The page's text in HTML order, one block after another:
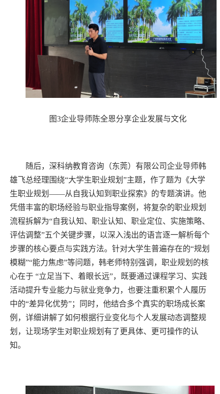
图3企业导师陈全恩分享企业发展与文化
随后，深科纳教育咨询（东莞）有限公司企业导师韩
雄飞总经理围绕“大学生职业规划”主题，作了题为《大学
生职业规划——从自我认知到职业探索》的专题演讲。他
凭借丰富的职场经验与职业指导案例，将复杂的职业规划
流程拆解为“自我认知、职业认知、职业定位、实施策略、
评估调整”五个关键步骤，以深入浅出的语言逐一解析每个
步骤的核心要点与实践方法。针对大学生普遍存在的“规划
模糊”“能力焦虑”等问题，韩老师特别强调，职业规划的核
心在于 “立足当下、着眼长远”，既要通过课程学习、实践
活动提升专业能力与就业竞争力，也要注重积累个人履历
中的“差异化优势”；同时，他结合多个真实的职场成长案
例，详细讲解了如何根据行业变化与个人发展动态调整规
划，让现场学生对职业规划有了更具体、更可操作的认
知。